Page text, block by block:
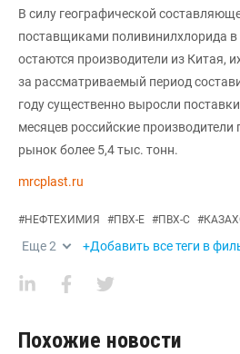
В силу географической
поставщиками поливинилхлорида в
остаются производители из Китая,
за рассматриваемый период
году существенно выросли
месяцев российские
рынок более 5,4 тыс. тонн.
mrcplast.ru
#НЕФТЕХИМИЯ #ПВХ-Е #ПВХ-С #
Еще2 +Добавить все теги в
Похожие новости